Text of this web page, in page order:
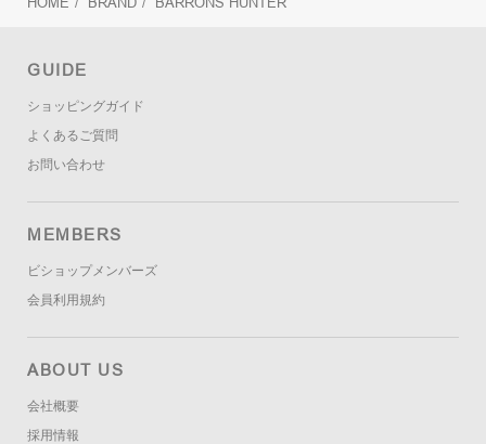
GUIDE
ショッピングガイド
よくあるご質問
お問い合わせ
MEMBERS
ビショップメンバーズ
会員利用規約
ABOUT US
会社概要
採用情報